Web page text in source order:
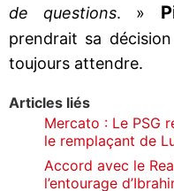
de questions. »
prendrait sa
toujours attendre.
Articles liés
Mercato : Le PSG
le remplaçant de
Accord avec le
l’entourage